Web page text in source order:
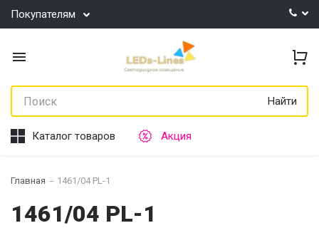
Покупателям
Найти
Каталог товаров Акция
Главная 1461/04 PL-1
1461/04 PL-1